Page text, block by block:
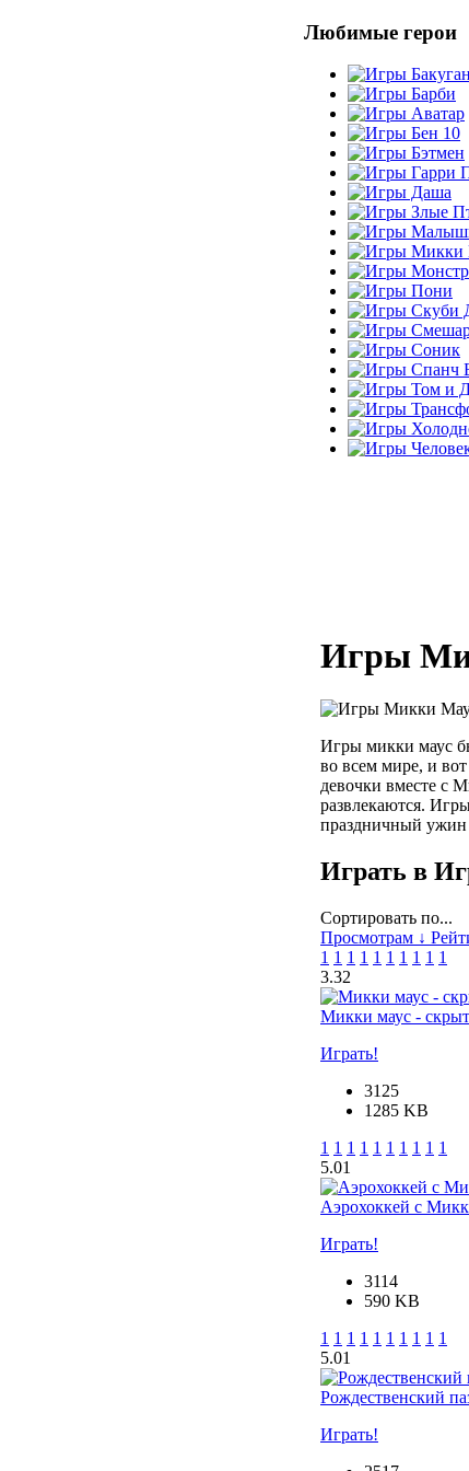
Любимые герои
Игры
Игры микки маус
во всем мире, и
девочки вместе с
развлекаются.
праздничный ужин
Играть в
Сортировать по...
Просмотрам ↓
1 1 1 1 1 1 1 1 1 1
3.32
Микки маус -
Играть!
3125
1285 KB
1 1 1 1 1 1 1 1 1 1
5.01
Аэрохоккей с
Играть!
3114
590 KB
1 1 1 1 1 1 1 1 1 1
5.01
Рождественский
Играть!